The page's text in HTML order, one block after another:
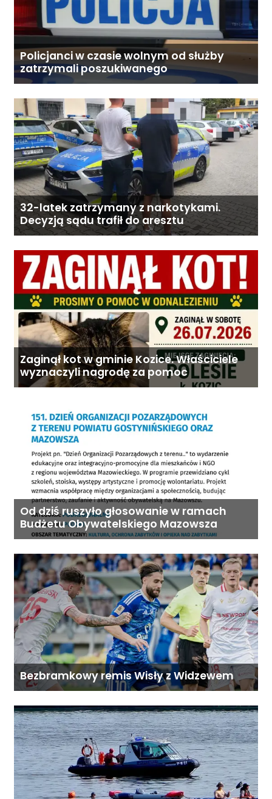
Policjanci w czasie wolnym od służby
zatrzymali poszukiwanego
32-latek zatrzymany z narkotykami.
Decyzją sądu trafił do aresztu
Zaginął kot w gminie Kozice. Właściciele
wyznaczyli nagrodę za pomoc
Od dziś ruszyło głosowanie w ramach
Budżetu Obywatelskiego Mazowsza
Bezbramkowy remis Wisły z Widzewem